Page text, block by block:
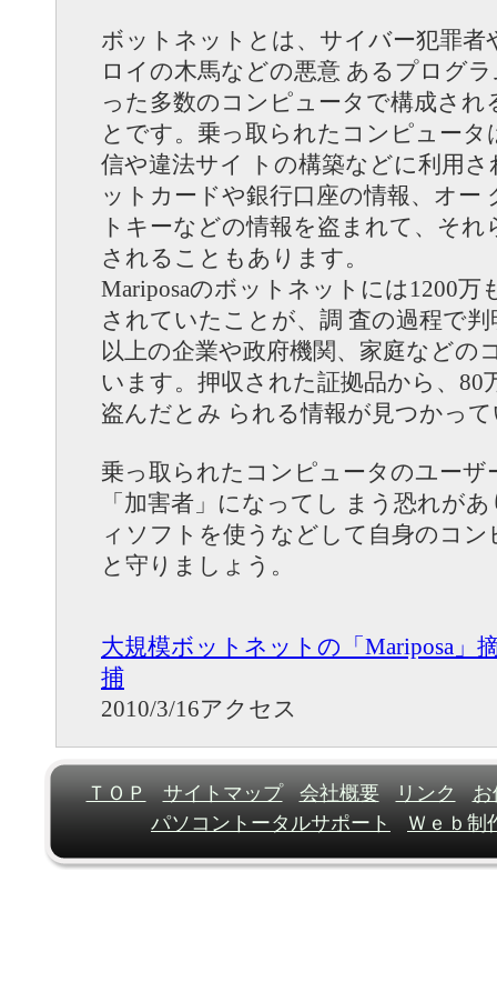
ボットネットとは、サイバー犯罪者
ロイの木馬などの悪意 あるプログ
った多数のコンピュータで構成さ
とです。乗っ取られたコンピュー
信や違法サイ トの構築などに利用
ットカードや銀行口座の情報、オー
トキーなどの情報を盗まれて、それ
されることもあります。
Mariposaのボットネットには1200万
されていたことが、調 査の過程で
以上の企業や政府機関、家庭などの
います。押収された証拠品から、80
盗んだとみ られる情報が見つかっ
乗っ取られたコンピュータのユー
「加害者」になってし まう恐れが
ィソフトを使うなどして自身のコ
と守りましょう。
大規模ボットネットの「Mariposa」
捕
2010/3/16アクセス
ＴＯＰ サイトマップ 会社概要 リンク
お
パソコントータルサポート
Ｗｅｂ制